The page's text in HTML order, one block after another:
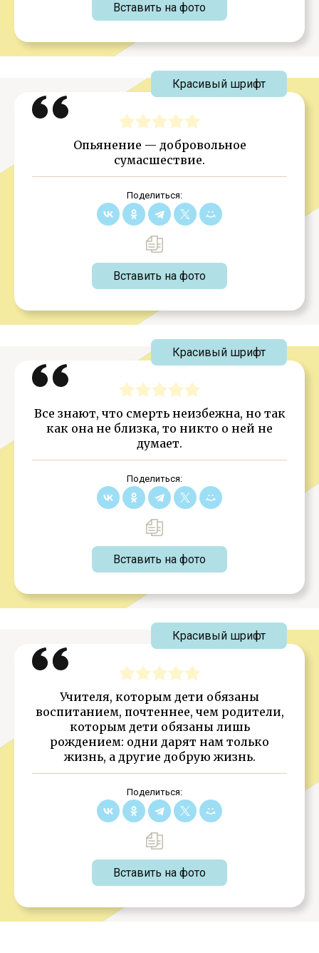
Вставить на фото
Опьянение — добровольное
сумасшествие.
Поделиться:
Вставить на фото
Красивый шрифт
Все знают, что смерть неизбежна, но так
как она не близка, то никто о ней не
думает.
Поделиться:
Вставить на фото
Красивый шрифт
Учителя, которым дети обязаны
воспитанием, почтеннее, чем родители,
которым дети обязаны лишь
рождением: одни дарят нам только
жизнь, а другие добрую жизнь.
Поделиться:
Вставить на фото
Красивый шрифт